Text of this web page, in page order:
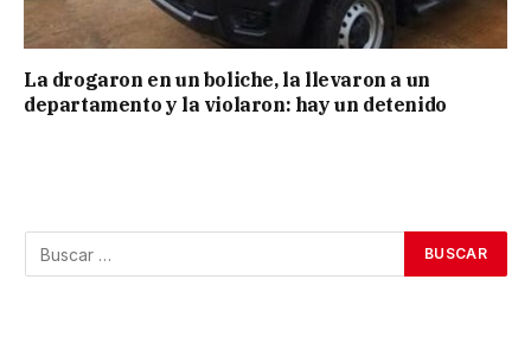
La drogaron en un boliche, la llevaron a un
departamento y la violaron: hay un detenido